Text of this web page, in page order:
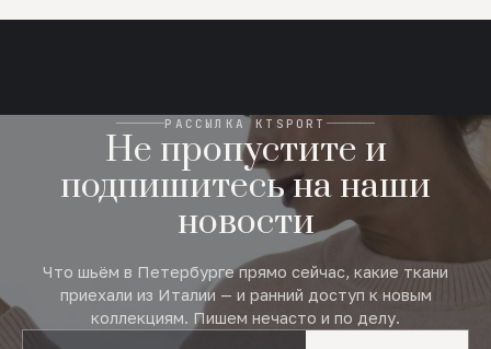
РАССЫЛКА KTSPORT
Не пропустите и
подпишитесь на наши
новости
Что шьём в Петербурге прямо сейчас, какие ткани
приехали из Италии — и ранний доступ к новым
коллекциям. Пишем нечасто и по делу.